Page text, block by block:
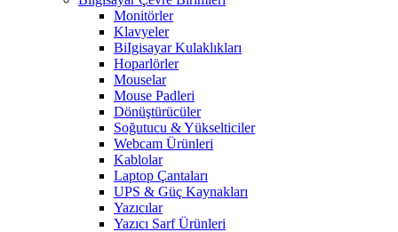
Monitörler
Klavyeler
BiIgisayar Kulaklıkları
Hoparlörler
Mouselar
Mouse Padleri
Dönüştürücüler
Soğutucu & Yükselticiler
Webcam Ürünleri
Kablolar
Laptop Çantaları
UPS & Güç Kaynakları
Yazıcılar
Yazıcı Sarf Ürünleri